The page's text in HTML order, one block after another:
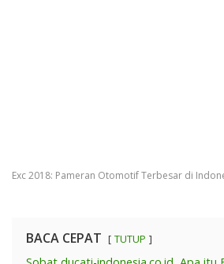
Exc 2018: Pameran Otomotif Terbesar di
BACA CEPAT TUTUP